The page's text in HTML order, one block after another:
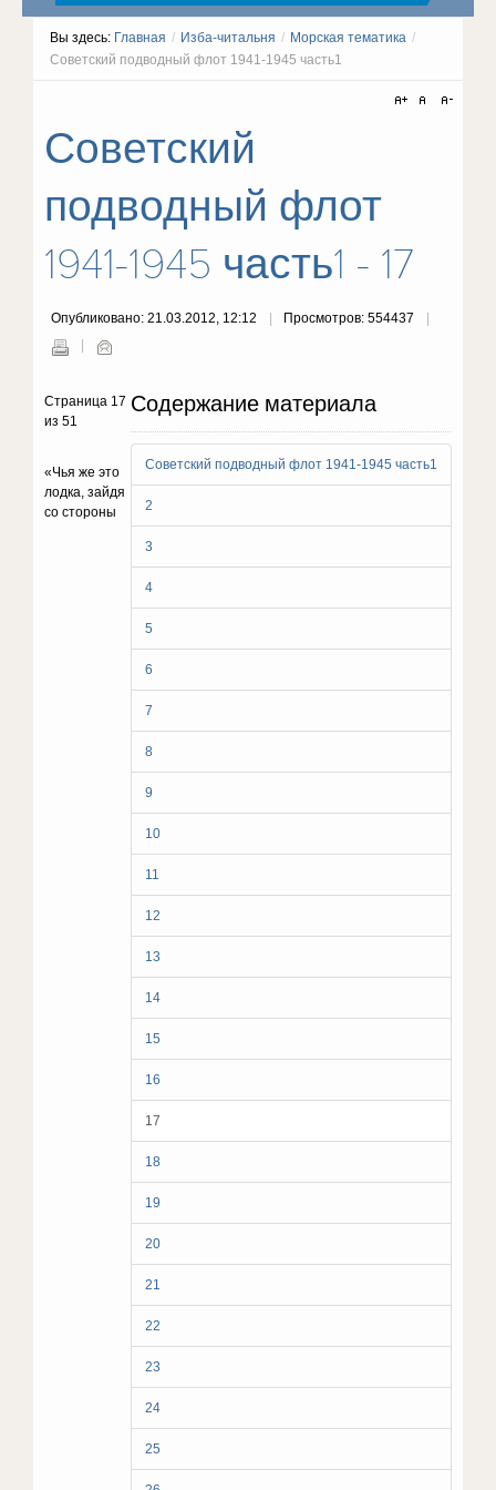
Вы здесь: Главная / Изба-читальня / Морская тематика /
Советский подводный флот 1941-1945 часть1
Советский
подводный флот
1941-1945 часть1 - 17
Опубликовано: 21.03.2012, 12:12 Просмотров: 554437
Содержание материала
Советский подводный флот 1941-1945 часть1
2
3
4
5
6
7
8
9
10
11
12
13
14
15
16
17
18
19
20
21
22
23
24
25
Страница 17
из 51
«Чья же это
лодка, зайдя
со стороны